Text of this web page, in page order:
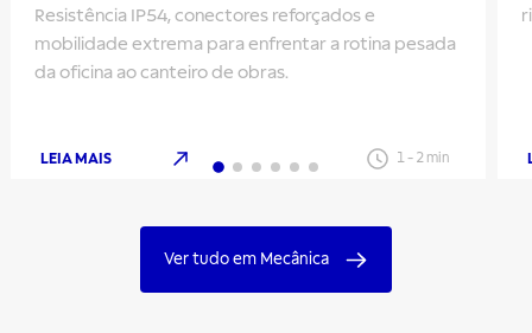
Resistência IP54, conectores reforçados e
mobilidade extrema para enfrentar a rotina pesada
da oficina ao canteiro de obras.
LEIA MAIS 1- 2 min
Ver tudo em Mecânica